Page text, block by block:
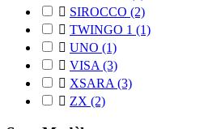
 SIROCCO (2)
 TWINGO 1 (1)
 UNO (1)
 VISA (3)
 XSARA (3)
 ZX (2)